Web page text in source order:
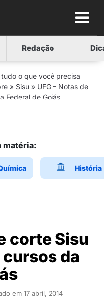
Redação
o que você precisa
» Sisu » UFG – Notas de
Federal de Goiás
matéria:
História
corte Sisu
cursos da
em 17 abril, 2014